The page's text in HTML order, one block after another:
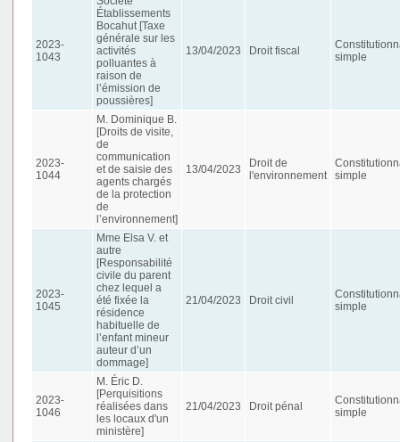
2023-
1043
Établissements
Bocahut [Taxe
générale sur les
activités
polluantes à
raison de
l’émission de
poussières]
13/04/2023 Droit fiscal
simple
2023-
1044
M. Dominique B.
[Droits de visite,
de
communication
et de saisie des
agents chargés
de la protection
de
l’environnement]
13/04/2023
Droit de
l'environnement
simple
2023-
1045
Mme Elsa V. et
autre
[Responsabilité
civile du parent
chez lequel a
été fixée la
résidence
habituelle de
l’enfant mineur
auteur d’un
dommage]
21/04/2023 Droit civil
simple
2023-
1046
M. Éric D.
[Perquisitions
réalisées dans
les locaux d'un
ministère]
21/04/2023 Droit pénal
simple